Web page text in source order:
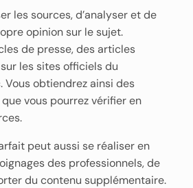
les sources, d’analyser et de
opinion sur le sujet.
de presse, des articles
les sites officiels du
Vous obtiendrez ainsi des
vous pourrez vérifier en
peut aussi se réaliser en
des professionnels, de
du contenu supplémentaire.